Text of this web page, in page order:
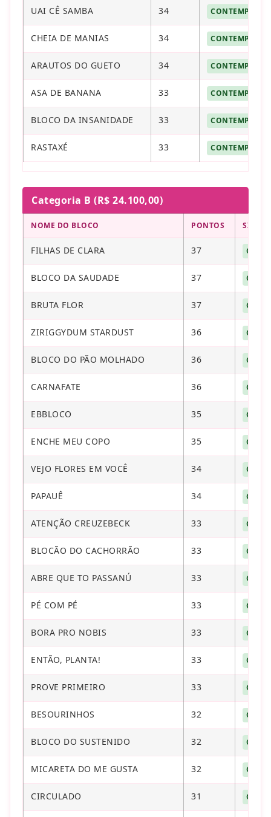
UAI CÊ SAMBA 34 CONTEMPLADO
CHEIA DE MANIAS 34 CONTEMPLADO
ARAUTOS DO GUETO 34 CONTEMPLADO
ASA DE BAΝΑΝΑ 33
BLOCO DA INSANIDADE 33
RASTAXÉ 33
Categoria B (R$ 24.100,00)
NOME DO BLOCO PONTOS
FILHAS DE CLARA 37
BLOCO DA SAUDADE 37
BRUTA FLOR 37
ZIRIGGYDUM STARDUST 36
BLOCO DO PÃO MOLHADO 36
CARNAFATE 36
EBBLOCO 35
ENCHE MEU COPO 35
VEJO FLORES EM VOCÊ 34
PAPAUÊ 34
ATENÇÃO CREUZEBECK 33
BLOCÃO DO CACHORRÃO 33
ABRE QUE TO PASSANÚ 33
PÉ COM PÉ 33
BORA PRO NOBIS 33
ENTÃO, PLANTA! 33
PROVE PRIMEIRO 33
BESOURINHOS 32
BLOCO DO SUSTENIDO 32
MICARETA DO ME GUSTA 32
CIRCULADO 31